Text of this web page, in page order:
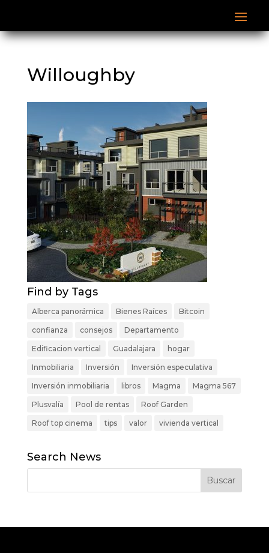
Willoughby
Find by Tags
Alberca panorámica Bienes Raíces Bitcoin
confianza consejos Departamento
Edificacion vertical Guadalajara hogar
Inmobiliaria Inversión Inversión especulativa
Inversión inmobiliaria libros Magma Magma 567
Plusvalía Pool de rentas Roof Garden
Roof top cinema tips valor vivienda vertical
Search News